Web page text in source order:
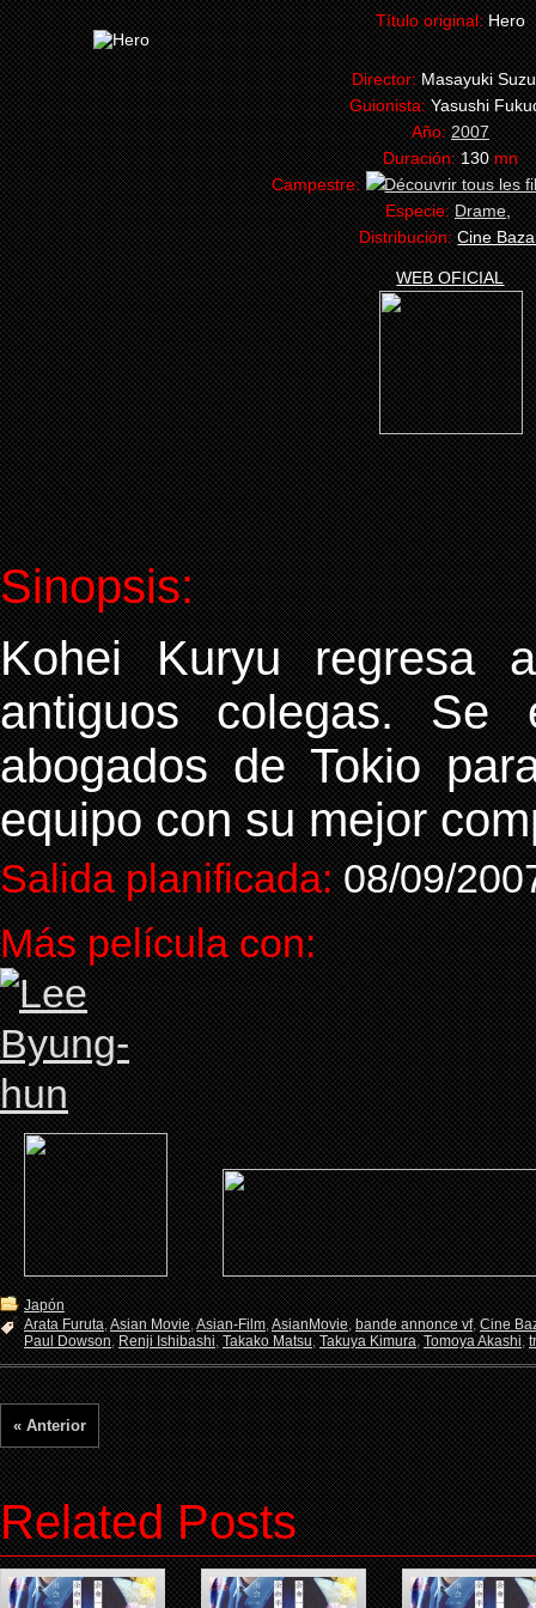
Título original:Hero
Director:Masayuki
Guionista:Yasushi
Año:2007
Duración:130mn
Campestre:
Especie:Drame,
Distribución:Cine
WEB OFICIAL
Sinopsis:
Kohei Kuryu regresa
antiguos colegas.
abogados de Tokio
equipo con su mejor
Salida planificada:08/09/
Más película con:
Japón
Arata Furuta,Asian Movie,Asian-Film,AsianMovie,bande annonce vf,Cine
Paul Dowson,Renji Ishibashi,Takako Matsu,Takuya Kimura,Tomoya Akashi,
« Anterior
Related Posts